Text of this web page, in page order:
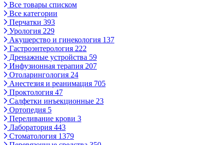
Все товары списком
Все категории
Перчатки 393
Урология 229
Акушерство и гинекология 137
Гастроэнтерология 222
Дренажные устройства 59
Инфузионная терапия 207
Отоларингология 24
Анестезия и реанимация 705
Проктология 47
Салфетки инъекционные 23
Ортопедия 5
Переливание крови 3
Лаборатория 443
Стоматология 1379